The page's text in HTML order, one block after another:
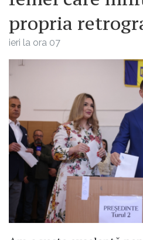
propria
ieri la ora 07